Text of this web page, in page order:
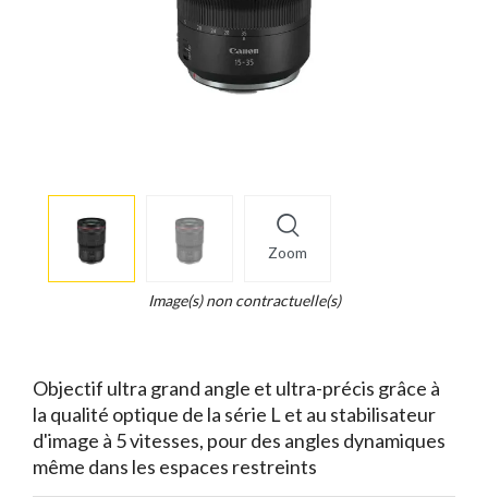
Zoom
info
Legend...
Image(s) non contractuelle(s)
Objectif ultra grand angle et ultra-précis grâce à
la qualité optique de la série L et au stabilisateur
d'image à 5 vitesses, pour des angles dynamiques
même dans les espaces restreints